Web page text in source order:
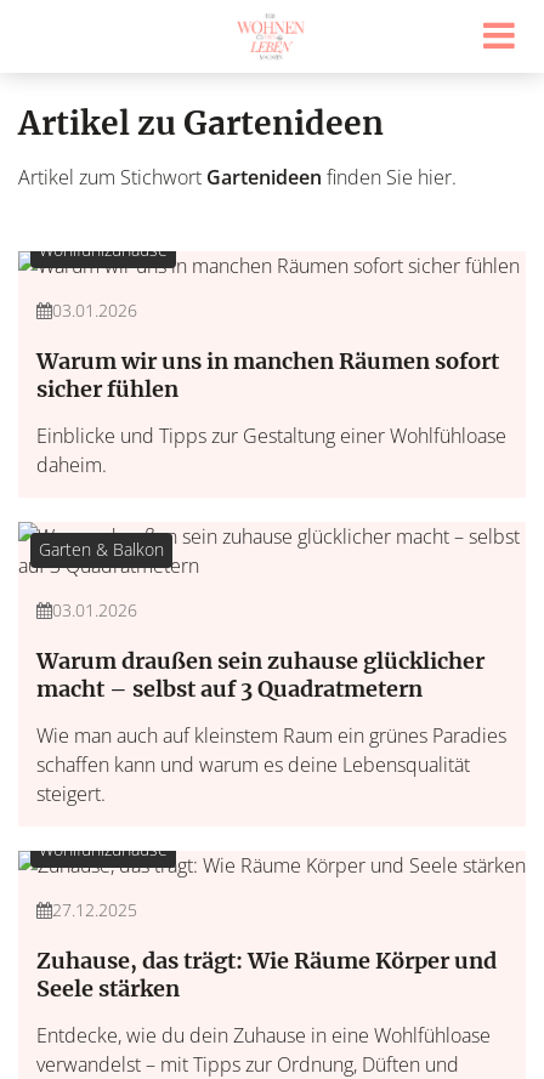
Artikel zu Gartenideen
Artikel zum Stichwort Gartenideen finden Sie hier.
Wohlfühlzuhause
03.01.2026
Warum wir uns in manchen Räumen sofort
sicher fühlen
Einblicke und Tipps zur Gestaltung einer Wohlfühloase
daheim.
Garten & Balkon
03.01.2026
Warum draußen sein zuhause glücklicher
macht – selbst auf 3 Quadratmetern
Wie man auch auf kleinstem Raum ein grünes Paradies
schaffen kann und warum es deine Lebensqualität
steigert.
Wohlfühlzuhause
27.12.2025
Zuhause, das trägt: Wie Räume Körper und
Seele stärken
Entdecke, wie du dein Zuhause in eine Wohlfühloase
verwandelst – mit Tipps zur Ordnung, Düften und